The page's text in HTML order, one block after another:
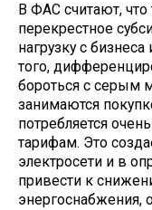
В ФАС считают,
перекрестное
нагрузку с
того,
бороться с серым
занимаются
потребляется
тарифам. Это
электросети и в
привести к
энергоснабжения,